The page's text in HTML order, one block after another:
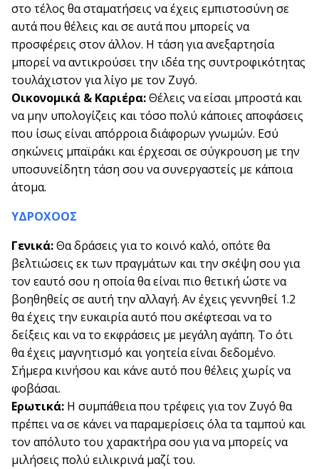
στο τέλος θα σταματήσεις να έχεις εμπιστοσύνη σε
αυτά που θέλεις και σε αυτά που μπορείς να
προσφέρεις στον άλλον. Η τάση για ανεξαρτησία
μπορεί να αντικρούσει την ιδέα της συντροφικότητας
τουλάχιστον για λίγο με τον Ζυγό.
Οικονομικά & Καριέρα:Θέλεις να είσαι μπροστά και
να μην υπολογίζεις και τόσο πολύ κάποιες αποφάσεις
που ίσως είναι απόρροια διάφορων γνωμών. Εσύ
σηκώνεις μπαϊράκι και έρχεσαι σε σύγκρουση με την
υποσυνείδητη τάση σου να συνεργαστείς με κάποια
άτομα.
ΥΔΡΟΧΟΟΣ
Γενικά:Θα δράσεις για το κοινό καλό, οπότε θα
βελτιώσεις εκ των πραγμάτων και την σκέψη σου για
τον εαυτό σου η οποία θα είναι πιο θετική ώστε να
βοηθηθείς σε αυτή την αλλαγή. Αν έχεις γεννηθεί 1.2
θα έχεις την ευκαιρία αυτό που σκέφτεσαι να το
δείξεις και να το εκφράσεις με μεγάλη αγάπη. Το ότι
θα έχεις μαγνητισμό και γοητεία είναι δεδομένο.
Σήμερα κινήσου και κάνε αυτό που θέλεις χωρίς να
φοβάσαι.
Ερωτικά: Η συμπάθεια που τρέφεις για τον Ζυγό θα
πρέπει να σε κάνει να παραμερίσεις όλα τα ταμπού και
τον απόλυτο του χαρακτήρα σου για να μπορείς να
μιλήσεις πολύ ειλικρινά μαζί του.